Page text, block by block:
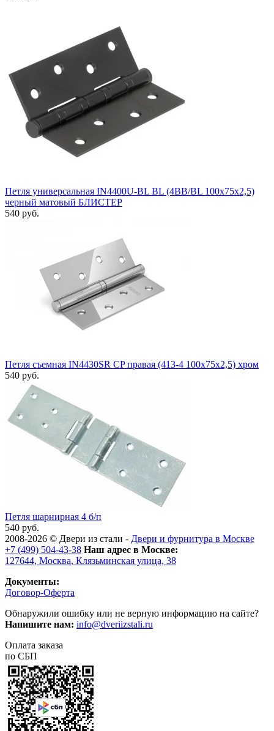
Петля универсальная IN4400U-BL BL (4BB/BL 100x75x2,5)
черный матовый БЛИСТЕР
540 руб.
Петля съемная IN4430SR CP правая (413-4 100x75x2,5) хром
540 руб.
Петля шарнирная 4 б/п
540 руб.
2008-2026 © Двери из стали - Двери и фурнитура в Москве
+7 (499) 504-43-38 Наш адрес в Москве:
127644, Москва, Клязьминская улица, 38
Документы:
Договор-Оферта
Обнаружили ошибку или не верную информацию на сайте?
Напишите нам: info@dveriizstali.ru
Оплата заказа
по СБП